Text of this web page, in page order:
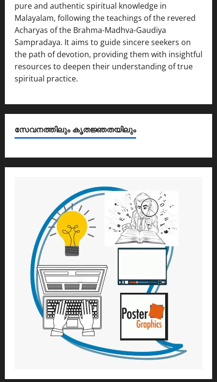
pure and authentic spiritual knowledge in
Malayalam, following the teachings of the revered
Acharyas of the Brahma-Madhva-Gaudiya
Sampradaya. It aims to guide sincere seekers on
the path of devotion, providing them with insightful
resources to deepen their understanding of true
spiritual practice.
സേവനത്തിലും കൃതജ്ഞതയിലും